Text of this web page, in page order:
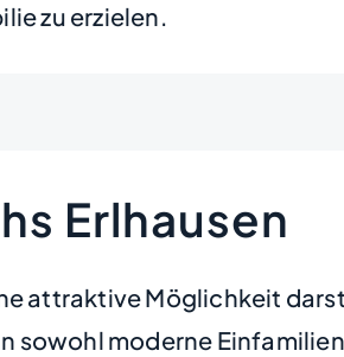
zu erzielen.
Erlhausen
attraktive Möglichkeit
sowohl moderne